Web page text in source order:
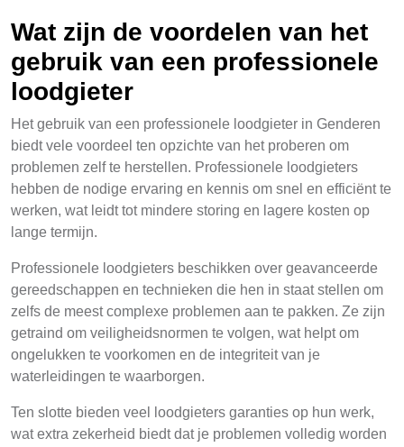
Wat zijn de voordelen van het
gebruik van een professionele
loodgieter
Het gebruik van een professionele loodgieter in Genderen
biedt vele voordeel ten opzichte van het proberen om
problemen zelf te herstellen. Professionele loodgieters
hebben de nodige ervaring en kennis om snel en efficiënt te
werken, wat leidt tot mindere storing en lagere kosten op
lange termijn.
Professionele loodgieters beschikken over geavanceerde
gereedschappen en technieken die hen in staat stellen om
zelfs de meest complexe problemen aan te pakken. Ze zijn
getraind om veiligheidsnormen te volgen, wat helpt om
ongelukken te voorkomen en de integriteit van je
waterleidingen te waarborgen.
Ten slotte bieden veel loodgieters garanties op hun werk,
wat extra zekerheid biedt dat je problemen volledig worden